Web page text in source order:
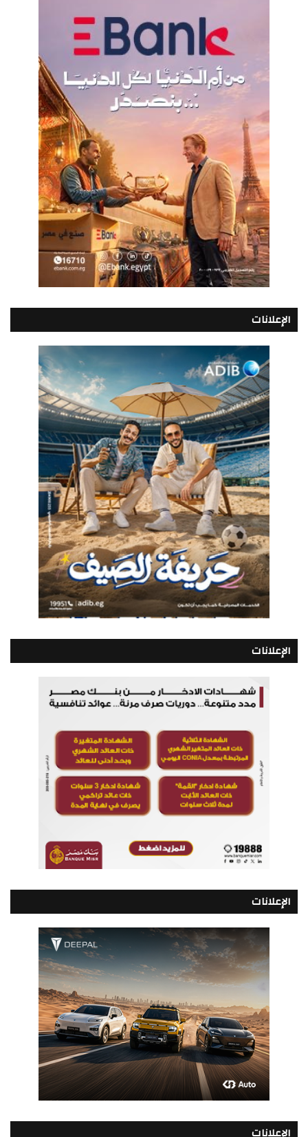
الإعلانات
الإعلانات
الإعلانات
الإعلانات